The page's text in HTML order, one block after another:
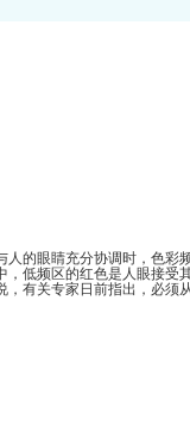
充分协调时，色彩频
低频区的红色是人眼接受其
，有关专家日前指出，